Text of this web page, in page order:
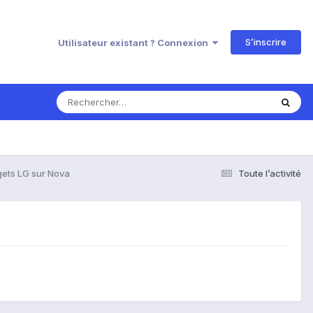
Utilisateur existant ? Connexion S’inscrire
Toute l’activité
LG sur Nova